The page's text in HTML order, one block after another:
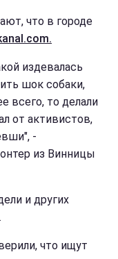
что в городе
издевалась
шок собаки,
всего, то делали
от активистов,
-
из Винницы
и других
что ищут